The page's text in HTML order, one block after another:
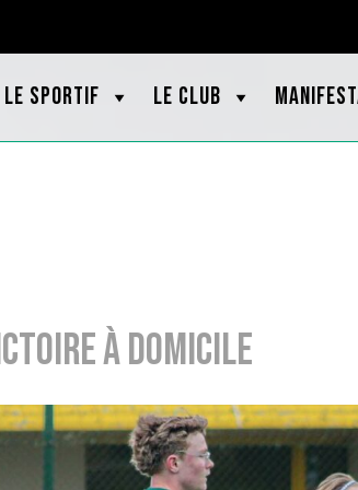
LE SPORTIF LE CLUB
à domicile